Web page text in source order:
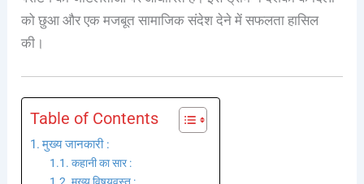
को छुआ और एक मजबूत सामाजिक संदेश देने में सफलता हासिल
की।
Table of Contents
मुख्य जानकारी :
कहानी का सार :